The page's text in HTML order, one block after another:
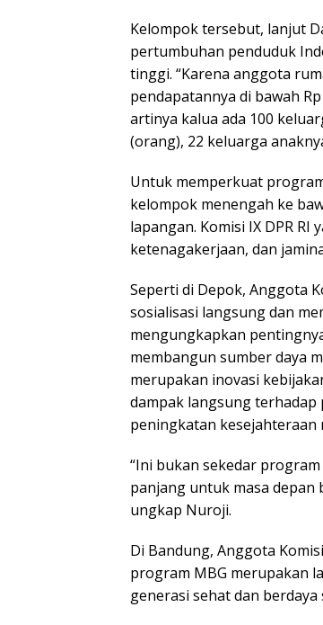
Kelompok tersebut, lanjut
pertumbuhan penduduk
tinggi. “Karena anggota
pendapatannya di bawah
artinya kalua ada 100
(orang), 22 keluarga
Untuk memperkuat
kelompok menengah ke
lapangan. Komisi IX DPR
ketenagakerjaan, dan
Seperti di Depok, Anggota
sosialisasi langsung dan
mengungkapkan
membangun sumber daya
merupakan inovasi
dampak langsung
peningkatan kesejahteraan
“Ini bukan sekedar
panjang untuk masa depan
ungkap Nuroji.
Di Bandung, Anggota
program MBG merupakan
generasi sehat dan berdaya